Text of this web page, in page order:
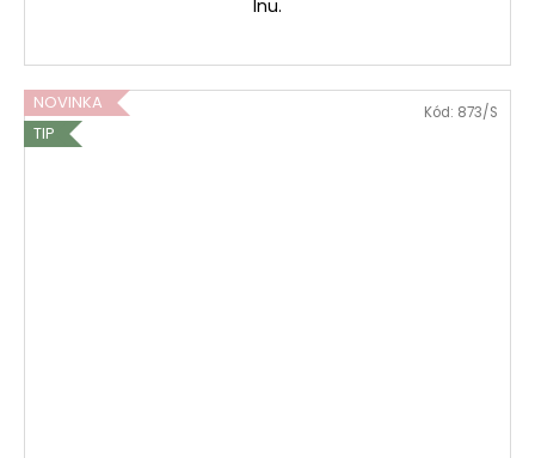
lnu.
NOVINKA
TIP
Kód: 873/S